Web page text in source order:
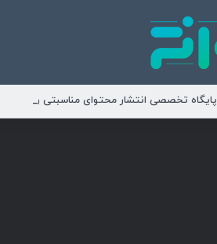
پایگاه تخصصی انتشار محتوای مناسبتی و موضوعی